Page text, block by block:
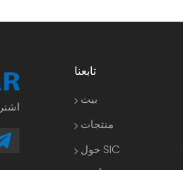
تابعنا
بيت
منتجات
حول SIC